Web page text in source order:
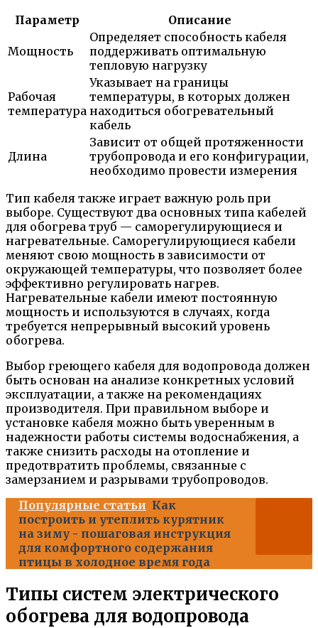
Параметр
Описание
Мощность
Определяет способность кабеля
поддерживать оптимальную
тепловую нагрузку
Рабочая
температура
Указывает на границы
температуры, в которых должен
находиться обогревательный
кабель
Длина
Зависит от общей протяженности
трубопровода и его конфигурации,
необходимо провести измерения
Тип кабеля также играет важную роль при
выборе. Существуют два основных типа кабелей
для обогрева труб — саморегулирующиеся и
нагревательные. Саморегулирующиеся кабели
меняют свою мощность в зависимости от
окружающей температуры, что позволяет более
эффективно регулировать нагрев.
Нагревательные кабели имеют постоянную
мощность и используются в случаях, когда
требуется непрерывный высокий уровень
обогрева.
Выбор греющего кабеля для водопровода должен
быть основан на анализе конкретных условий
эксплуатации, а также на рекомендациях
производителя. При правильном выборе и
установке кабеля можно быть уверенным в
надежности работы системы водоснабжения, а
также снизить расходы на отопление и
предотвратить проблемы, связанные с
замерзанием и разрывами трубопроводов.
Популярные статьи Как
построить и утеплить курятник
на зиму - пошаговая инструкция
для комфортного содержания
птицы в холодное время года
Типы систем электрического
обогрева для водопровода